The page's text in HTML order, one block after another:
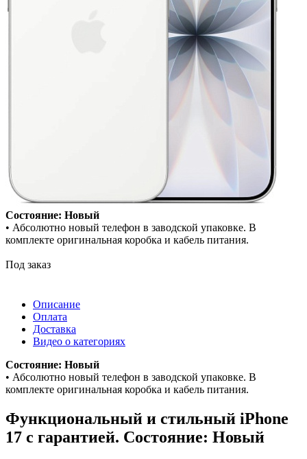
Состояние: Новый
• Абсолютно новый телефон в заводской упаковке. В
комплекте оригинальная коробка и кабель питания.
Под заказ
Описание
Оплата
Доставка
Видео о категориях
Состояние: Новый
• Абсолютно новый телефон в заводской упаковке. В
комплекте оригинальная коробка и кабель питания.
Функциональный и стильный iPhone
17 с гарантией. Состояние: Новый